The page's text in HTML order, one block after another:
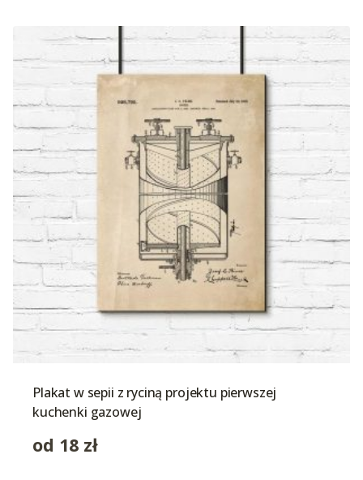
Plakat w sepii z ryciną projektu pierwszej
kuchenki gazowej
od 18 zł